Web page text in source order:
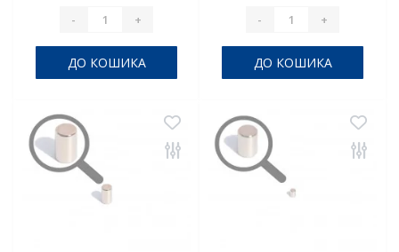
- +
ДО КОШИКА
- +
ДО КОШИКА